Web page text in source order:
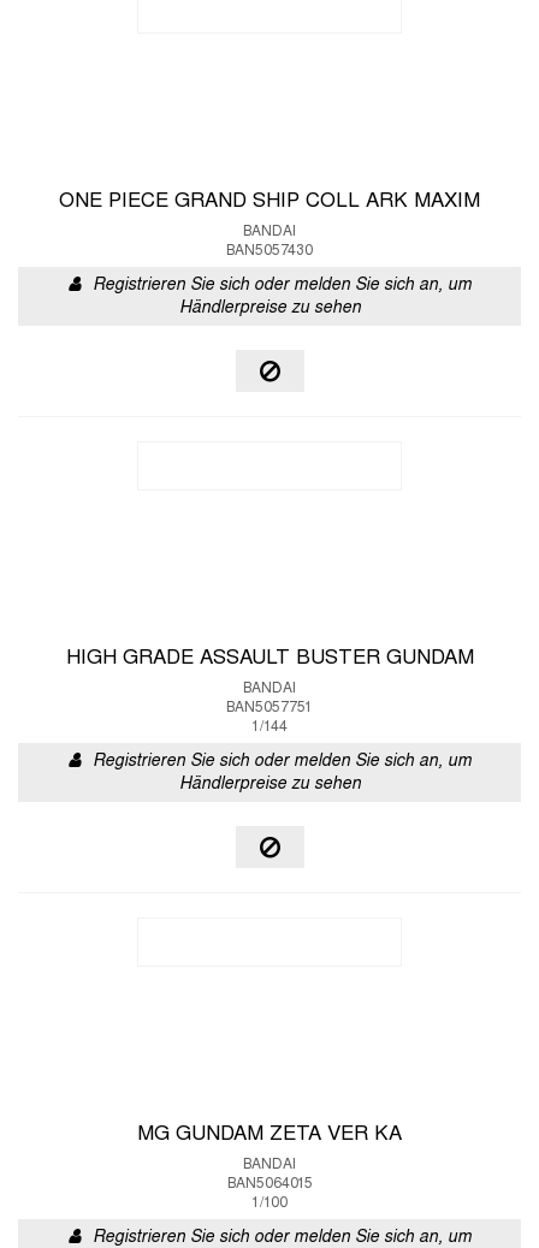
ONE PIECE GRAND SHIP COLL ARK MAXIM
BANDAI
BAN5057430
Registrieren Sie sich oder melden Sie sich an, um
Händlerpreise zu sehen
HIGH GRADE ASSAULT BUSTER GUNDAM
BANDAI
BAN5057751
1/144
Registrieren Sie sich oder melden Sie sich an, um
Händlerpreise zu sehen
MG GUNDAM ZETA VER KA
BANDAI
BAN5064015
1/100
Registrieren Sie sich oder melden Sie sich an, um